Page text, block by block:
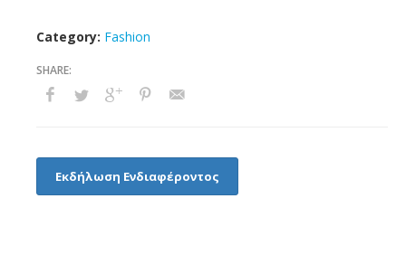
Category: Fashion
Εκδήλωση Ενδιαφέροντος